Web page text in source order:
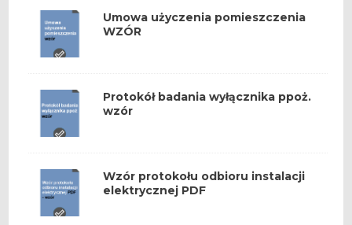
Umowa użyczenia pomieszczenia
WZÓR
Protokół badania wyłącznika ppoż.
wzór
Wzór protokołu odbioru instalacji
elektrycznej PDF